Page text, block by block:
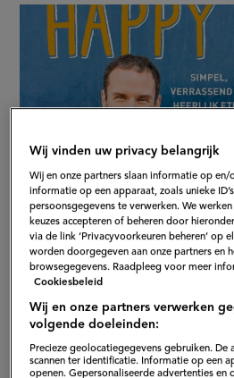
dieet
Wij vinden uw privacy belangrijk
Wij en onze partners slaan informatie op
informatie op een apparaat, zoals unieke
persoonsgegevens te verwerken. We
keuzes accepteren of beheren door
via de link ‘Privacyvoorkeuren beheren’ op
worden doorgegeven aan onze partners en
browsegegevens. Raadpleeg voor meer
Cookiesbeleid
Wij en onze partners verwerken
volgende doeleinden:
Precieze geolocatiegegevens gebruiken. De
scannen ter identificatie. Informatie op een
openen. Gepersonaliseerde advertenties en